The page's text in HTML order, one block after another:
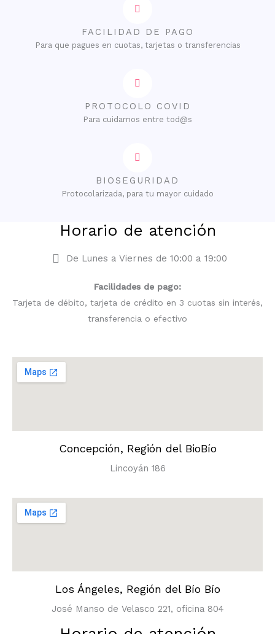
FACILIDAD DE PAGO
Para que pagues en cuotas, tarjetas o transferencias
PROTOCOLO COVID
Para cuidarnos entre tod@s
BIOSEGURIDAD
Protocolarizada, para tu mayor cuidado
Horario de atención
De Lunes a Viernes de 10:00 a 19:00
Facilidades de pago:
Tarjeta de débito, tarjeta de crédito en 3 cuotas sin interés,
transferencia o efectivo
Concepción, Región del BioBío
Lincoyán 186
Los Ángeles, Región del Bío Bío
José Manso de Velasco 221, oficina 804